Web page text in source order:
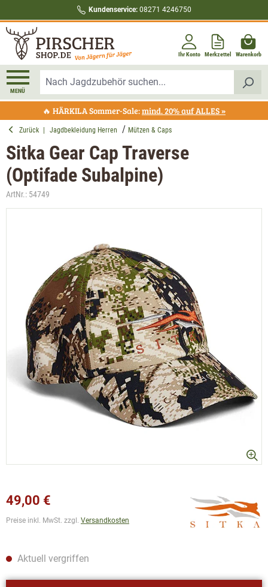
Kundenservice: 08271 4246750
Ihr Konto Merkzettel Warenkorb
MENÜ
🔥 HÄRKILA Sommer-Sale:mind. 20% auf ALLES »
Zurück Jagdbekleidung Herren Mützen & Caps
Sitka Gear Cap Traverse
(Optifade Subalpine)
ArtNr.: 54749
49,00 €
Preise inkl. MwSt. zzgl. Versandkosten
Aktuell vergriffen